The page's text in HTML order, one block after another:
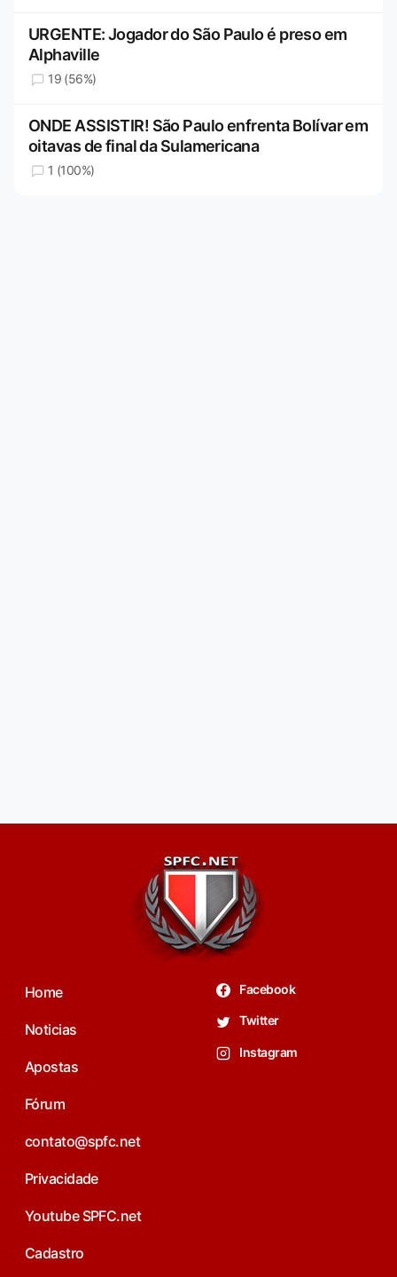
URGENTE: Jogador do São Paulo é preso em
Alphaville
19 (56%)
ONDE ASSISTIR! São Paulo enfrenta Bolívar em
oitavas de final da Sulamericana
1 (100%)
Home
Noticias
Apostas
Fórum
contato@spfc.net
Privacidade
Youtube SPFC.net
Cadastro
Facebook
Twitter
Instagram